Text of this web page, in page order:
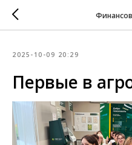
2025-10-09 20:29
Первые в